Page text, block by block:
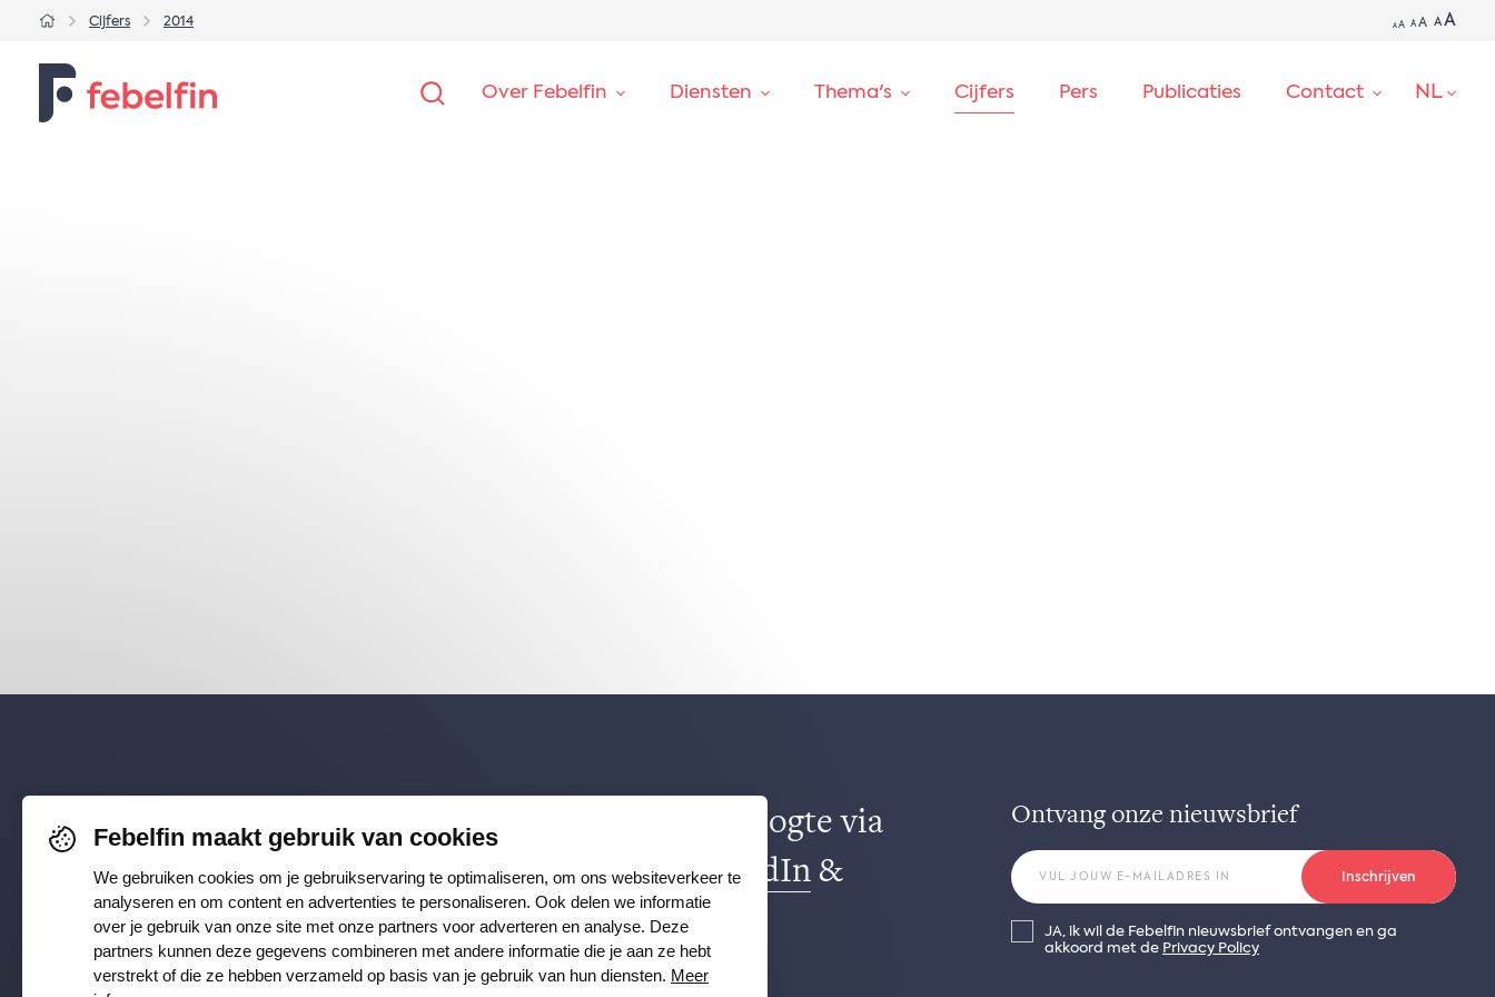
Cijfers 2014 AA A A AA
Over Febelfin Diensten Thema's Cijfers Pers Publicaties Contact NL
ZOEKEN
Volg je ons al? Blijf op de hoogte via
Facebook,TikTok,X,LinkedIn &
Instagram.
Ontvang onze nieuwsbrief
Inschrijven
JA, ik wil de Febelfin nieuwsbrief ontvangen en ga
akkoord met de Privacy Policy
Febelfin maakt gebruik van cookies
We gebruiken cookies om je gebruikservaring te optimaliseren, om ons websiteverkeer te
analyseren en om content en advertenties te personaliseren. Ook delen we informatie
over je gebruik van onze site met onze partners voor adverteren en analyse. Deze
partners kunnen deze gegevens combineren met andere informatie die je aan ze hebt
verstrekt of die ze hebben verzameld op basis van je gebruik van hun diensten. Meer